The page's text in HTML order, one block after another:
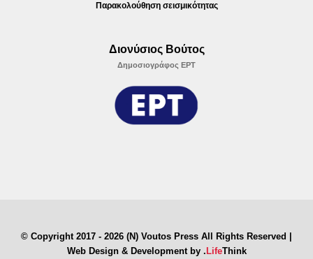
Παρακολούθηση σεισμικότητας
Διονύσιος Βούτος
Δημοσιογράφος ΕΡΤ
© Copyright 2017 - 2026 (N) Voutos Press All Rights Reserved |
Web Design & Development by . LifeThink